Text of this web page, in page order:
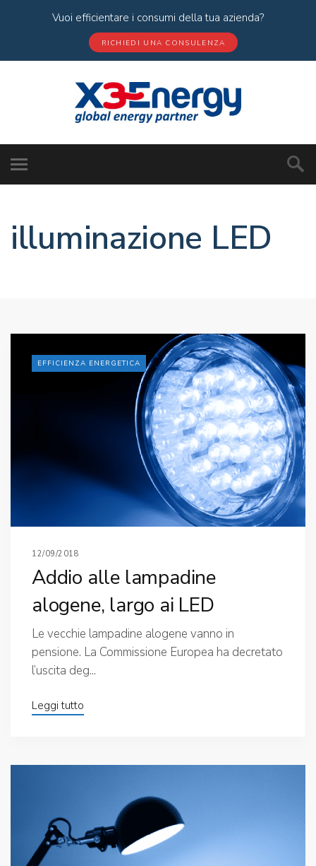
Vuoi efficientare i consumi della tua azienda?
RICHIEDI UNA CONSULENZA
illuminazione LED
EFFICIENZA ENERGETICA
12/09/2018
Addio alle lampadine
alogene, largo ai LED
Le vecchie lampadine alogene vanno in
pensione. La Commissione Europea ha decretato
l’uscita deg...
Leggi tutto